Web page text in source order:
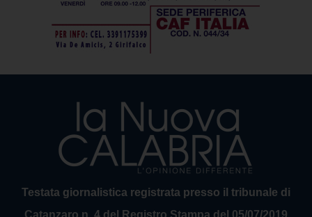
Testata giornalistica registrata presso il tribunale di
Catanzaro n. 4 del Registro Stampa del 05/07/2019